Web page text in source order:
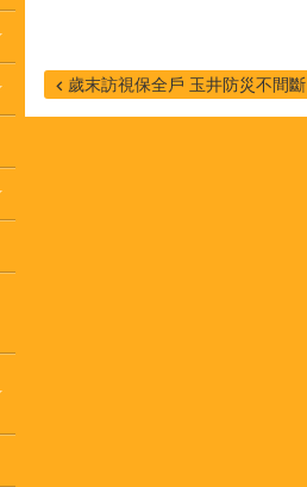
歲末訪視保全戶 玉井防災不間斷